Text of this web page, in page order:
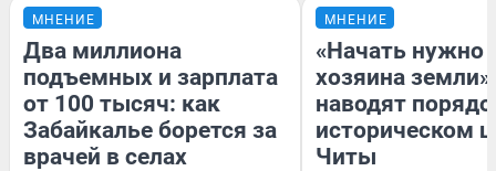
МНЕНИЕ
Два миллиона
подъемных и зарплата
от 100 тысяч: как
Забайкалье борется за
врачей в селах
МНЕНИЕ
«Начать нужно
хозяина
наводят
историческом
Читы